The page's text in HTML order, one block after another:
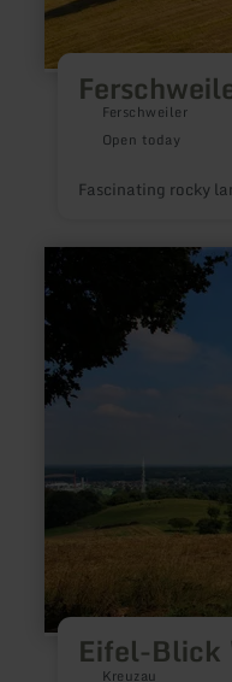
Ferschweiler
Open today
Fascinating rocky
Eifel-Blick
Kreuzau
more
about:
Eifel-
Blick
"Hemgenberg"